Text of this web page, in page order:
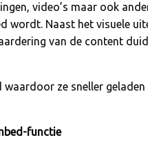
video’s maar ook
wordt. Naast het visuele
van de content
ze sneller
functie